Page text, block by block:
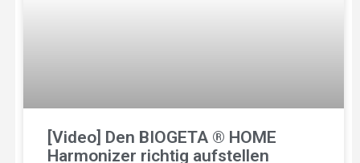
[Video] Den BIOGETA ® HOME
Harmonizer richtig aufstellen